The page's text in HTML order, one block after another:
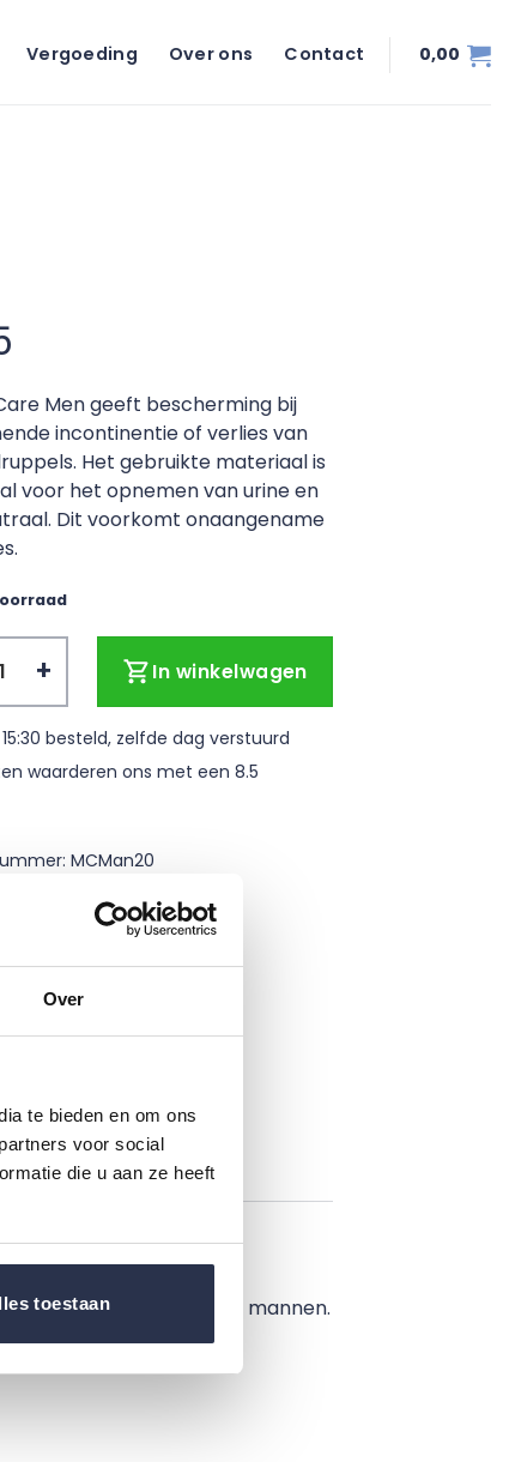
Over
te bieden en om ons
voor social
die u aan ze heeft
toestaan
Vergoeding Over ons Contact 0,00
Men geeft bescherming bij
incontinentie of verlies van
Het gebruikte materiaal is
voor het opnemen van urine en
Dit voorkomt onaangename
In winkelwagen
besteld, zelfde dag verstuurd
waarderen ons met een 8.5
MCMan20
discrete pasvorm voor mannen.